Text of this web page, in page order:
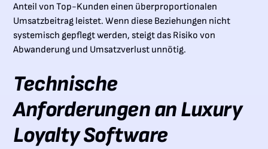
Anteil von Top-Kunden einen überproportionalen
Umsatzbeitrag leistet. Wenn diese Beziehungen nicht
systemisch gepflegt werden, steigt das Risiko von
Abwanderung und Umsatzverlust unnötig.
Technische
Anforderungen an Luxury
Loyalty Software